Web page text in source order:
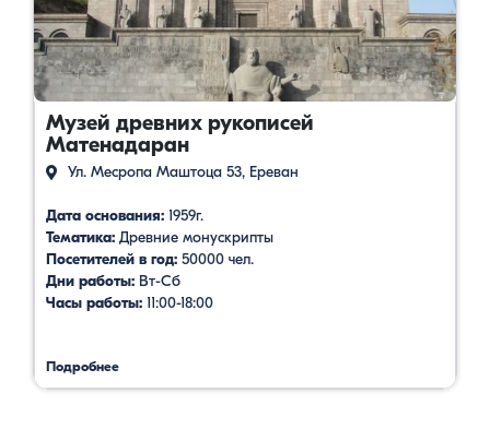
Музей древних рукописей
Матенадаран
Ул. Месропа Маштоца 53, Ереван
Дата основания: 1959г.
Тематика: Древние монускрипты
Посетителей в год: 50000 чел.
Дни работы: Вт-Сб
Часы работы: 11:00-18:00
Подробнее